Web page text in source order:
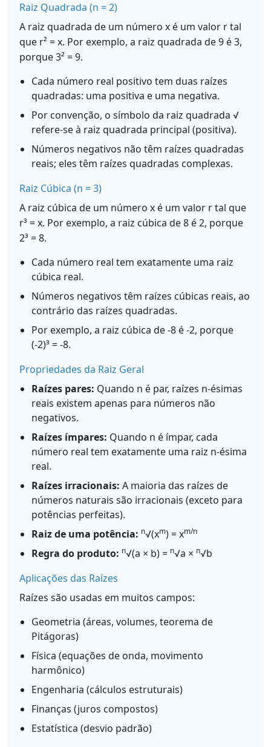
Raiz Quadrada (n = 2)
A raiz quadrada de um número x é um valor r tal
que r² = x. Por exemplo, a raiz quadrada de 9 é 3,
porque 3² = 9.
Cada número real positivo tem duas raízes
quadradas: uma positiva e uma negativa.
Por convenção, o símbolo da raiz quadrada √
refere-se à raiz quadrada principal (positiva).
Números negativos não têm raízes quadradas
reais; eles têm raízes quadradas complexas.
Raiz Cúbica (n = 3)
A raiz cúbica de um número x é um valor r tal que
r³ = x. Por exemplo, a raiz cúbica de 8 é 2, porque
2³ = 8.
Cada número real tem exatamente uma raiz
cúbica real.
Números negativos têm raízes cúbicas reais, ao
contrário das raízes quadradas.
Por exemplo, a raiz cúbica de -8 é -2, porque
(-2)³ = -8.
Propriedades da Raiz Geral
Raízes pares: Quando n é par, raízes n-ésimas
reais existem apenas para números não
negativos.
Raízes ímpares: Quando n é ímpar, cada
número real tem exatamente uma raiz n-ésima
real.
Raízes irracionais: A maioria das raízes de
números naturais são irracionais (exceto para
potências perfeitas).
Raiz de uma potência: n√(xm) = xm/n
Regra do produto: n√(a × b) = n√a × n√b
Aplicações das Raízes
Raízes são usadas em muitos campos:
Geometria (áreas, volumes, teorema de
Pitágoras)
Física (equações de onda, movimento
harmônico)
Engenharia (cálculos estruturais)
Finanças (juros compostos)
Estatística (desvio padrão)